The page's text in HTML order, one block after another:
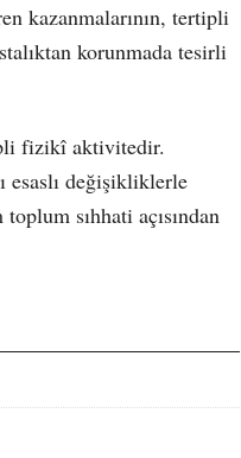
kazanmalarının, tertipli
korunmada tesirli
fizikî aktivitedir.
esaslı değişikliklerle
sıhhati açısından